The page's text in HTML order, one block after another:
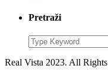
Pretraži
Real Vista 2023. All